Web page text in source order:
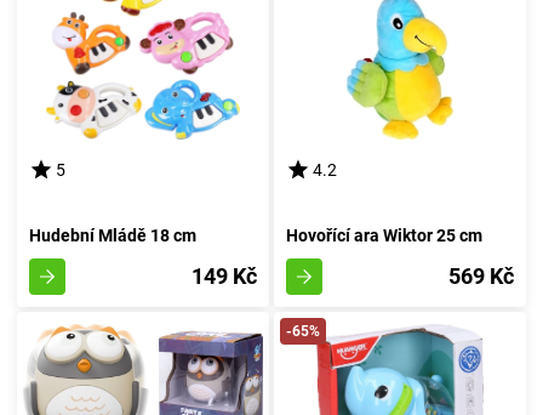
5
Hudební Mládě 18 cm
149 Kč
4.2
Hovořící ara Wiktor 25 cm
569 Kč
-65%